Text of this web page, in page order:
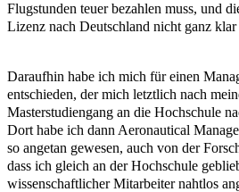
Flugstunden teuer bezahlen muss, und
Lizenz nach Deutschland nicht ganz klar
Daraufhin habe ich mich für einen
entschieden, der mich letztlich nach
Masterstudiengang an die Hochschule
Dort habe ich dann Aeronautical
so angetan gewesen, auch von der
dass ich gleich an der Hochschule
wissenschaftlicher Mitarbeiter nahtlos